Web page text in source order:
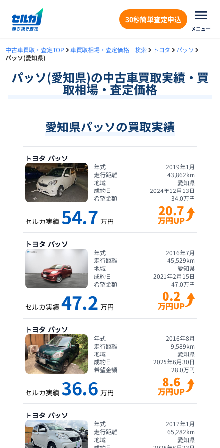
30秒簡単査定申込
メニュー
中古車買取・査定TOP 車買取相場・査定価格 検索 トヨタ
パッソ
パッソ(愛知県)
パッソ(愛知県)の中古車買取実績・買
取相場・査定価格
愛知県パッソの買取実績
トヨタ パッソ
年式
2019年1月
走行距離
43,862km
地域
愛知県
成約日
2024年12月13日
希望金額
34.0万円
セルカ実績 54.7 万円
20.7
万円UP
トヨタ パッソ
年式
2016年7月
走行距離
45,529km
地域
愛知県
成約日
2021年2月15日
希望金額
47.0万円
セルカ実績 47.2 万円
0.2
万円UP
トヨタ パッソ
年式
2016年8月
走行距離
9,589km
地域
愛知県
成約日
2025年6月30日
希望金額
28.0万円
セルカ実績 36.6 万円
8.6
万円UP
トヨタ パッソ
年式
2017年1月
走行距離
65,282km
地域
愛知県